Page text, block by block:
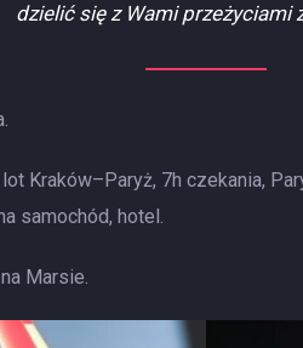
dzielić się z Wami przeżyciami
Kraków–Paryż, 7h czekania,
samochód, hotel.
Marsie.